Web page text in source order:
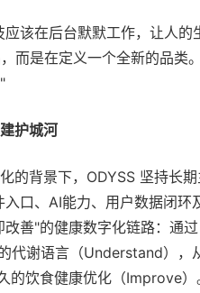
在后台默默工作，让人的
而是在定义一个全新的品类
护城河
背景下，ODYSS 坚持长期
口、AI能力、用户数据闭
善"的健康数字化链路：通
代谢语言（Understand），
的饮食健康优化（Improve）